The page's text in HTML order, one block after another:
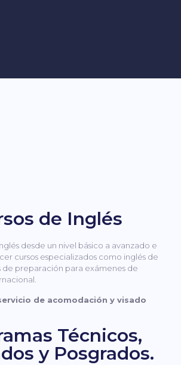
de Inglés
desde un nivel básico a avanzado e
cursos especializados como inglés de
de preparación para exámenes de
de acomodación y visado
Técnicos,
y Posgrados.